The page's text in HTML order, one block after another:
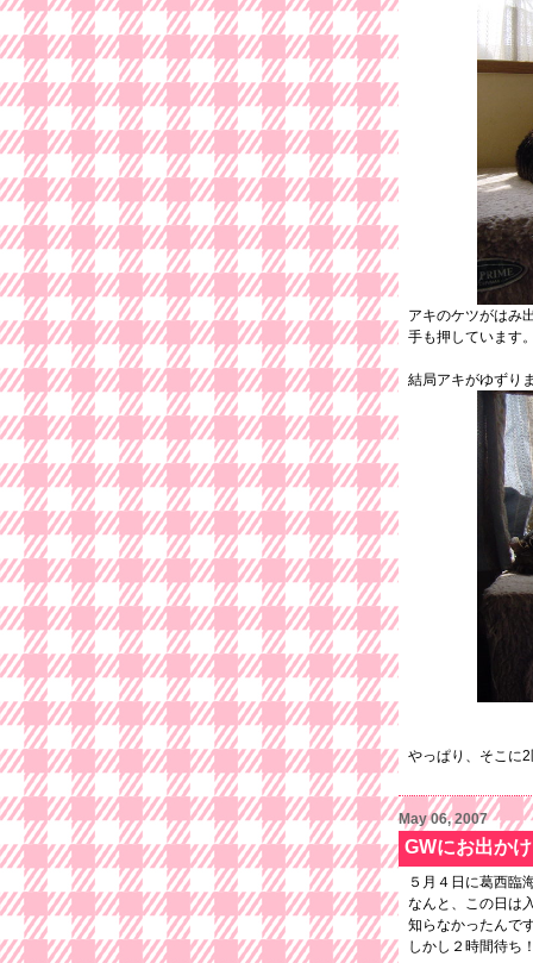
アキのケツがはみ
手も押しています
結局アキがゆずり
やっぱり、そこに
May 06, 2007
GWにお出か
５月４日に葛西臨
なんと、この日は
知らなかったんで
しかし２時間待ち